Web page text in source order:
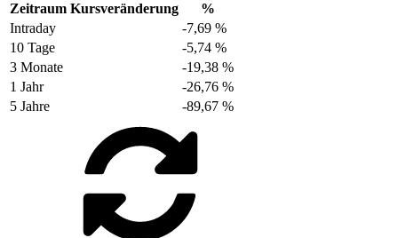
Zeitraum Kursveränderung
%
Intraday
-7,69 %
10 Tage
-5,74 %
3 Monate
-19,38 %
1 Jahr
-26,76 %
5 Jahre
-89,67 %